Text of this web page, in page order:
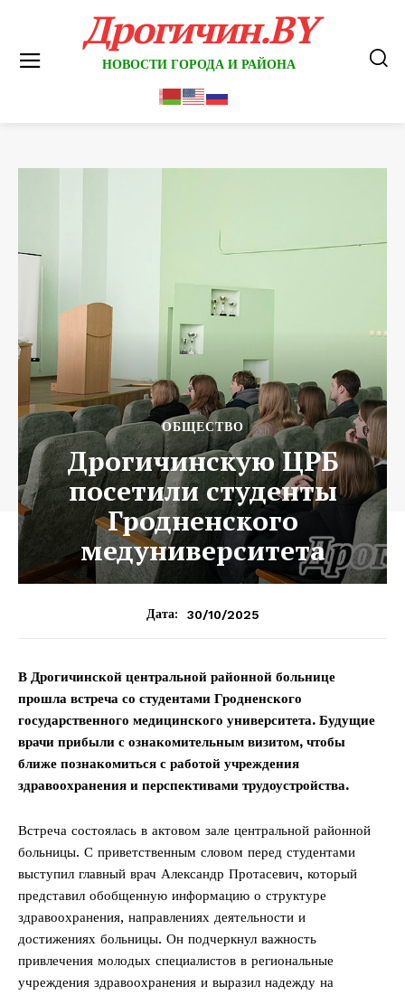
Дрогичин.BY
НОВОСТИ ГОРОДА И РАЙОНА
ОБЩЕСТВО
Дрогичинскую ЦРБ
посетили студенты
Гродненского
медуниверситета
Дата: 30/10/2025
В Дрогичинской центральной районной больнице
прошла встреча со студентами Гродненского
государственного медицинского университета. Будущие
врачи прибыли с ознакомительным визитом, чтобы
ближе познакомиться с работой учреждения
здравоохранения и перспективами трудоустройства.
Встреча состоялась в актовом зале центральной районной
больницы. С приветственным словом перед студентами
выступил главный врач Александр Протасевич, который
представил обобщенную информацию о структуре
здравоохранения, направлениях деятельности и
достижениях больницы. Он подчеркнул важность
привлечения молодых специалистов в региональные
учреждения здравоохранения и выразил надежду на